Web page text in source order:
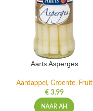
Aarts Asperges
Aardappel, Groente, Fruit
€3,99
NAAR AH